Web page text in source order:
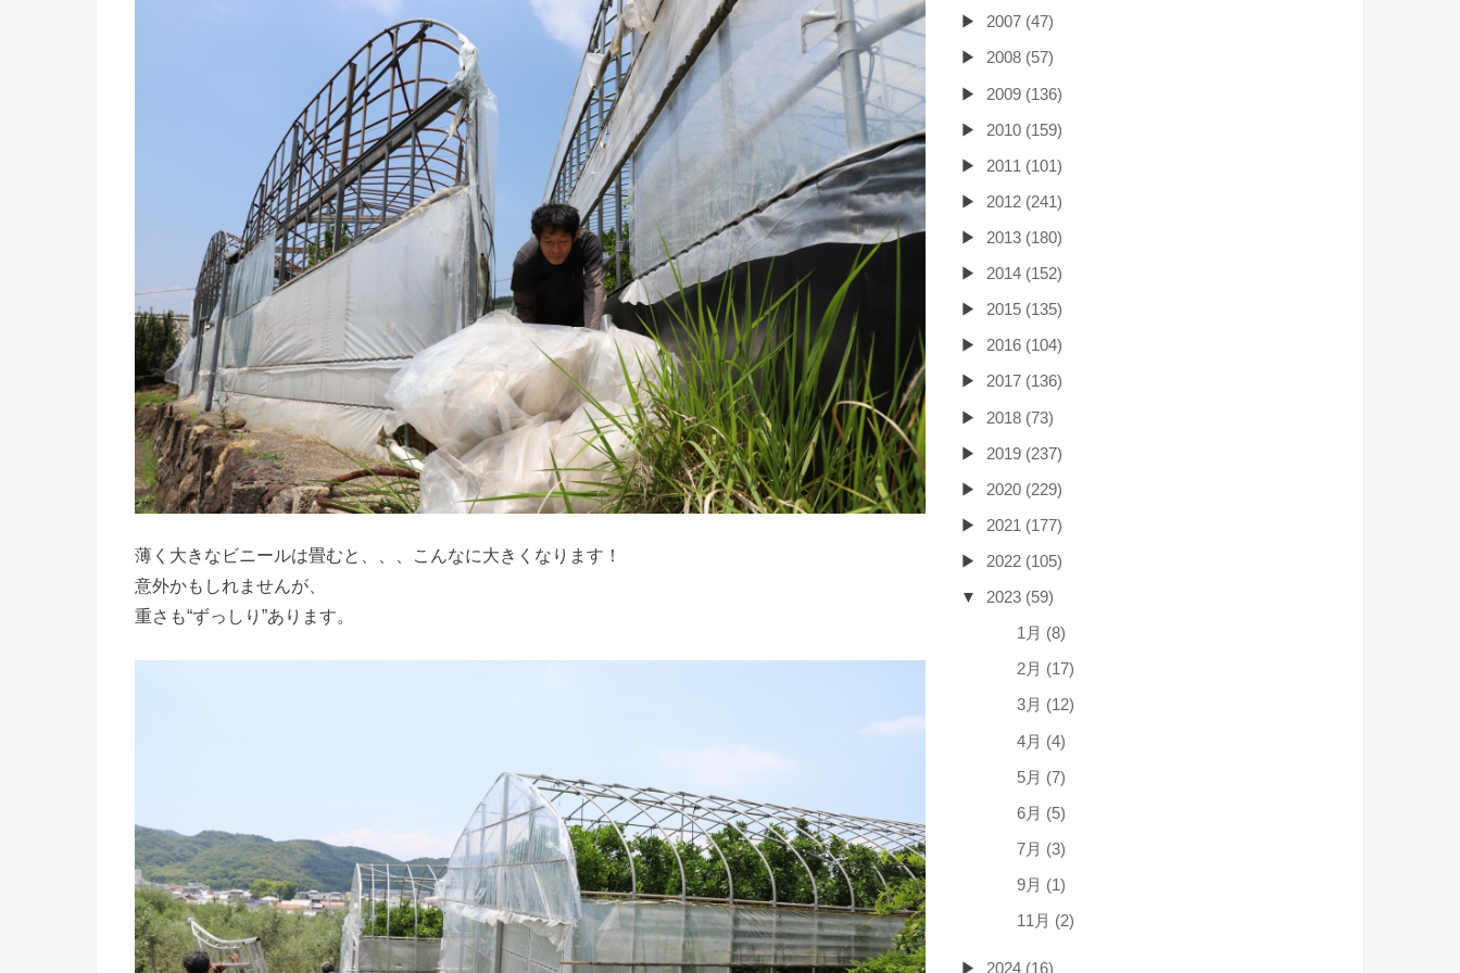
薄く大きなビニールは畳むと、、、こんなに大きくなります！
意外かもしれませんが、
重さも“ずっしり”あります。
2007 (47)
2008 (57)
2009 (136)
2010 (159)
2011 (101)
2012 (241)
2013 (180)
2014 (152)
2015 (135)
2016 (104)
2017 (136)
2018 (73)
2019 (237)
2020 (229)
2021 (177)
2022 (105)
2023 (59)
1月 (8)
2月 (17)
3月 (12)
4月 (4)
5月 (7)
6月 (5)
7月 (3)
9月 (1)
11月 (2)
2024 (16)